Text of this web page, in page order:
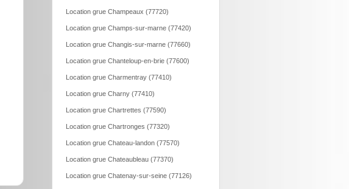
Location grue Champeaux (77720)
Location grue Champs-sur-marne (77420)
Location grue Changis-sur-marne (77660)
Location grue Chanteloup-en-brie (77600)
Location grue Charmentray (77410)
Location grue Charny (77410)
Location grue Chartrettes (77590)
Location grue Chartronges (77320)
Location grue Chateau-landon (77570)
Location grue Chateaubleau (77370)
Location grue Chatenay-sur-seine (77126)